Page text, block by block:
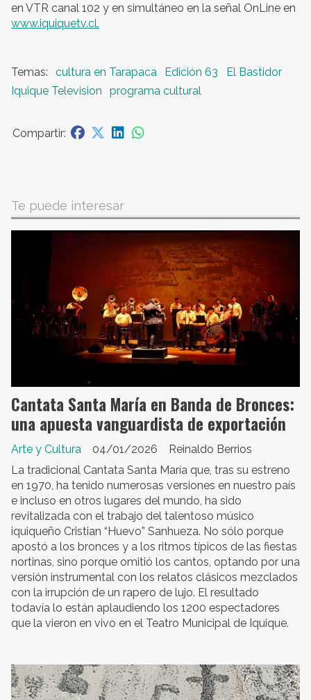
en VTR canal 102 y en simultáneo en la señal OnLine en
www.iquiquetv.cl.
cultura en Tarapaca Edición 63
El Bastidor
Iquique Television
programa cultural
Te puede interesar
Cantata Santa María en Banda de Bronces:
una apuesta vanguardista de exportación
Reinaldo Berrios
Arte y Cultura
04/01/2026
La tradicional Cantata Santa María que, tras su estreno
en 1970, ha tenido numerosas versiones en nuestro país
e incluso en otros lugares del mundo, ha sido
revitalizada con el trabajo del talentoso músico
iquiqueño Cristian “Huevo” Sanhueza. No sólo porque
apostó a los bronces y a los ritmos típicos de las fiestas
nortinas, sino porque omitió los cantos, optando por una
versión instrumental con los relatos clásicos mezclados
con la irrupción de un rapero de lujo. El resultado
todavía lo están aplaudiendo los 1200 espectadores
que la vieron en vivo en el Teatro Municipal de Iquique.